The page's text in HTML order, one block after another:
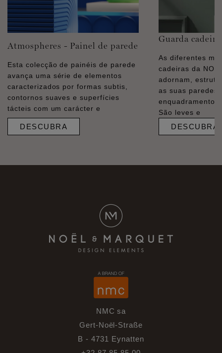
Atmospheres - Painel de parede
Esta colecção de painéis de parede
avança uma série de elementos
caracterizados por formas subtis,
contornos suaves e superfícies
tácteis com um carácter e
DESCUBRA
Guarda
As diferentes
cadeiras da
adornam,
as suas paredes
enquadramentos
São leves e
DESCUBRA
NMC sa
Gert-Noël-Straße
B - 4731 Eynatten